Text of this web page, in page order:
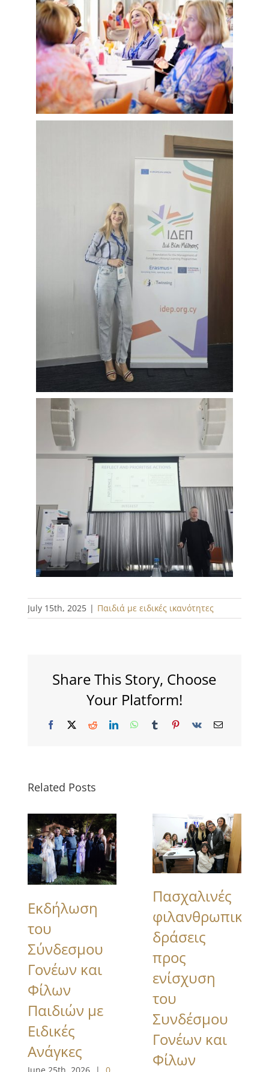
July 15th, 2025 | Παιδιά με ειδικές ικανότητες
Share This Story, Choose
Your Platform!
Facebook
X RedditLinkedInWhatsApp
TumblrPinterest
Vk Email
Related Posts
Εκδήλωση
του
Σύνδεσμου
Γονέων και
Φίλων
Παιδιών με
Ειδικές
Ανάγκες
Πασχαλινές
φιλανθρωπικές
δράσεις
προς
ενίσχυση
του
Συνδέσμου
Γονέων και
Φίλων